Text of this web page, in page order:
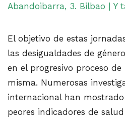
Abandoibarra, 3. Bilbao | Y
El objetivo de estas
las desigualdades de
en el progresivo proceso
misma. Numerosas
internacional han
peores indicadores de